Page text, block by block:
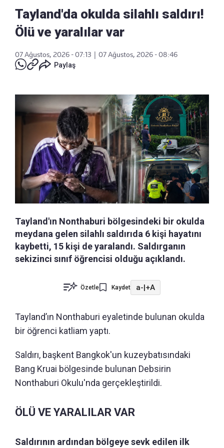
Tayland'da okulda silahlı saldırı!
Ölü ve yaralılar var
07 Ağustos, 2026 - 07:13
07 Ağustos, 2026 - 08:46
Paylaş
Tayland'ın Nonthaburi bölgesindeki bir okulda
meydana gelen silahlı saldırıda 6 kişi hayatını
kaybetti, 15 kişi de yaralandı. Saldırganın
sekizinci sınıf öğrencisi olduğu açıklandı.
Özetle Kaydet a-|+A
Tayland’ın Nonthaburi eyaletinde bulunan okulda
bir öğrenci katliam yaptı.
Saldırı, başkent Bangkok'un kuzeybatısındaki
Bang Kruai bölgesinde bulunan Debsirin
Nonthaburi Okulu'nda gerçekleştirildi.
ÖLÜ VE YARALILAR VAR
Saldırının ardından bölgeye sevk edilen ilk